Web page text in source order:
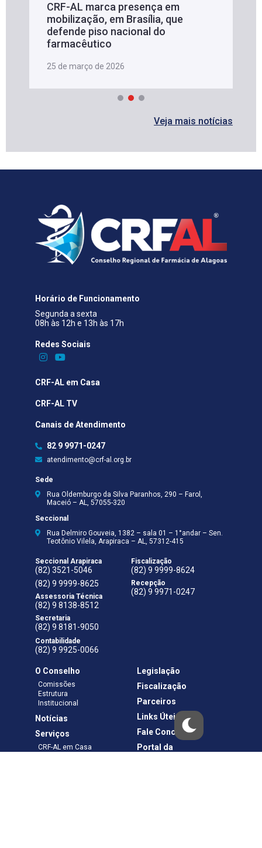
CRF-AL marca presença em
mobilização, em Brasília, que
defende piso nacional do
farmacêutico
25 de março de 2026
Veja mais notícias
Horário de Funcionamento
Segunda a sexta
08h às 12h e 13h às 17h
Redes Sociais​
CRF-AL em Casa
CRF-AL TV
Canais de Atendimento
82 9 9971-0247
atendimento@crf-al.org.br
Sede
Rua Oldemburgo da Silva Paranhos, 290 – Farol,
Maceió – AL, 57055-320
Seccional
Rua Delmiro Gouveia, 1382 – sala 01 – 1°andar – Sen.
Teotônio Vilela, Arapiraca – AL, 57312-415
Seccional Arapiraca
(82) 3521-5046
(82) 9 9999-8625
Assessoria Técnica
(82) 9 8138-8512
Secretaria
(82) 9 8181-9050
Contabilidade
(82) 9 9925-0066
Fiscalização
(82) 9 9999-8624
Recepção
(82) 9 9971-0247
O Conselho
Comissões
Estrutura
Institucional
Notícias
Serviços
CRF-AL em Casa
Legislação
Fiscalização
Parceiros
Links Úteis
Fale Conosco
Portal da